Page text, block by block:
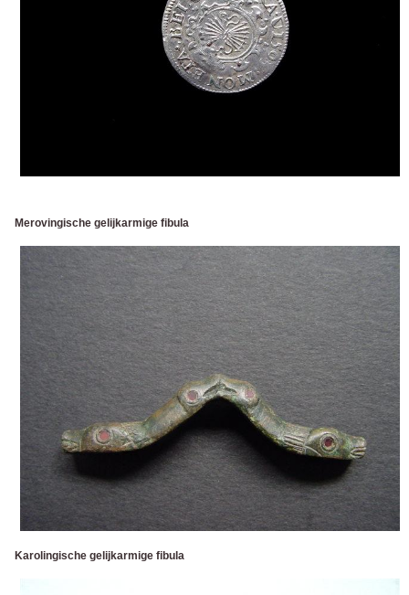
Merovingische gelijkarmige fibula
Karolingische gelijkarmige fibula